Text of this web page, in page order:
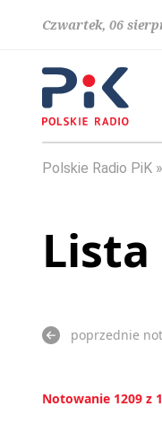
Czwartek, 06
Polskie Radio PiK
Lista
poprzednie
Notowanie 1209 z